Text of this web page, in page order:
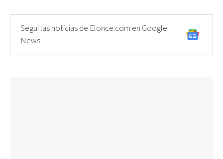
Seguí las noticias de Elonce.com en Google
News